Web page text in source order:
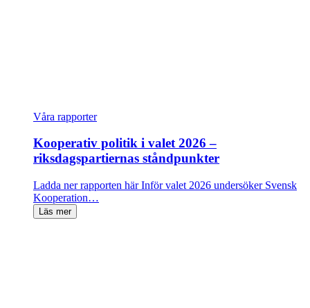
Våra rapporter
Kooperativ politik i valet 2026 –
riksdagspartiernas ståndpunkter
Ladda ner rapporten här Inför valet 2026 undersöker Svensk
Kooperation…
Läs mer